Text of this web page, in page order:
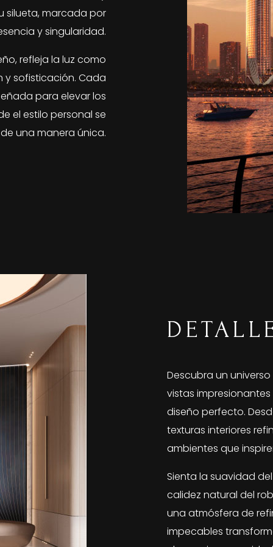
silueta, marcada por
y singularidad.
refleja la luz como
y sofisticación. Cada
para elevar los
el estilo personal se
una manera única.
Descubra un
vistas
diseño perfecto.
texturas interiores
ambientes que
Sienta la suavidad
calidez natural del
una atmósfera de
impecables